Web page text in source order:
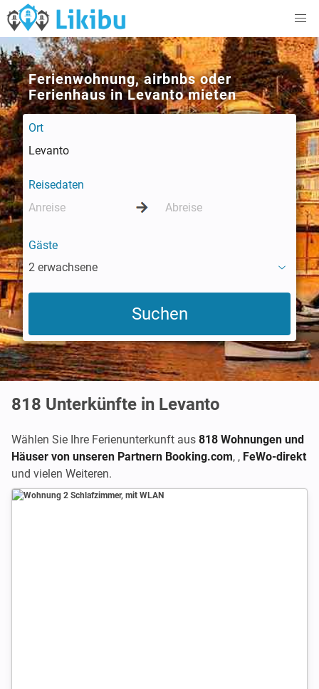
Ferienwohnung, airbnbs oder
Ferienhaus in Levanto mieten
Ort
Reisedaten
Gäste
2 erwachsene
818 Unterkünfte in Levanto
Wählen Sie Ihre Ferienunterkunft aus 818 Wohnungen und
Häuser von unseren Partnern Booking.com, , FeWo-direkt
und vielen Weiteren.